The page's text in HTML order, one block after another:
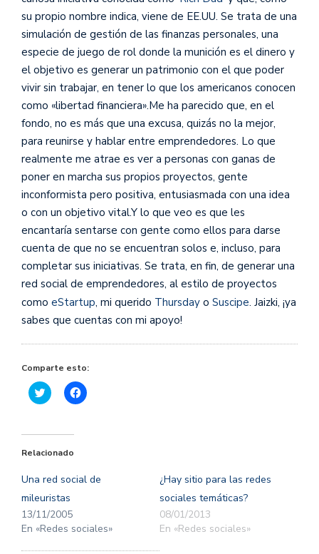
su propio nombre indica, viene de EE.UU. Se trata de una
simulación de gestión de las finanzas personales, una
especie de juego de rol donde la munición es el dinero y
el objetivo es generar un patrimonio con el que poder
vivir sin trabajar, en tener lo que los americanos conocen
como «libertad financiera».Me ha parecido que, en el
fondo, no es más que una excusa, quizás no la mejor,
para reunirse y hablar entre emprendedores. Lo que
realmente me atrae es ver a personas con ganas de
poner en marcha sus propios proyectos, gente
inconformista pero positiva, entusiasmada con una idea
o con un objetivo vital.Y lo que veo es que les
encantaría sentarse con gente como ellos para darse
cuenta de que no se encuentran solos e, incluso, para
completar sus iniciativas. Se trata, en fin, de generar una
red social de emprendedores, al estilo de proyectos
como eStartup, mi querido Thursday o Suscipe. Jaizki, ¡ya
sabes que cuentas con mi apoyo!
Comparte esto:
Haz
clic
Twitter
abre
una
ventana
nueva)
Haz
clic
una
ventana
Relacionado
Una red social de
mileuristas
13/11/2005
En «Redes sociales»
¿Hay sitio para las redes
sociales temáticas?
08/01/2013
En «Redes sociales»